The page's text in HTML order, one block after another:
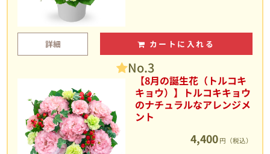
詳細 カートに入れる
No.3
【8月の誕生花（トルコキ
キョウ）】トルコキキョウ
のナチュラルなアレンジメ
ント
4,400 円（税込）